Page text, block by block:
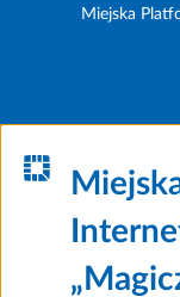
Miejska